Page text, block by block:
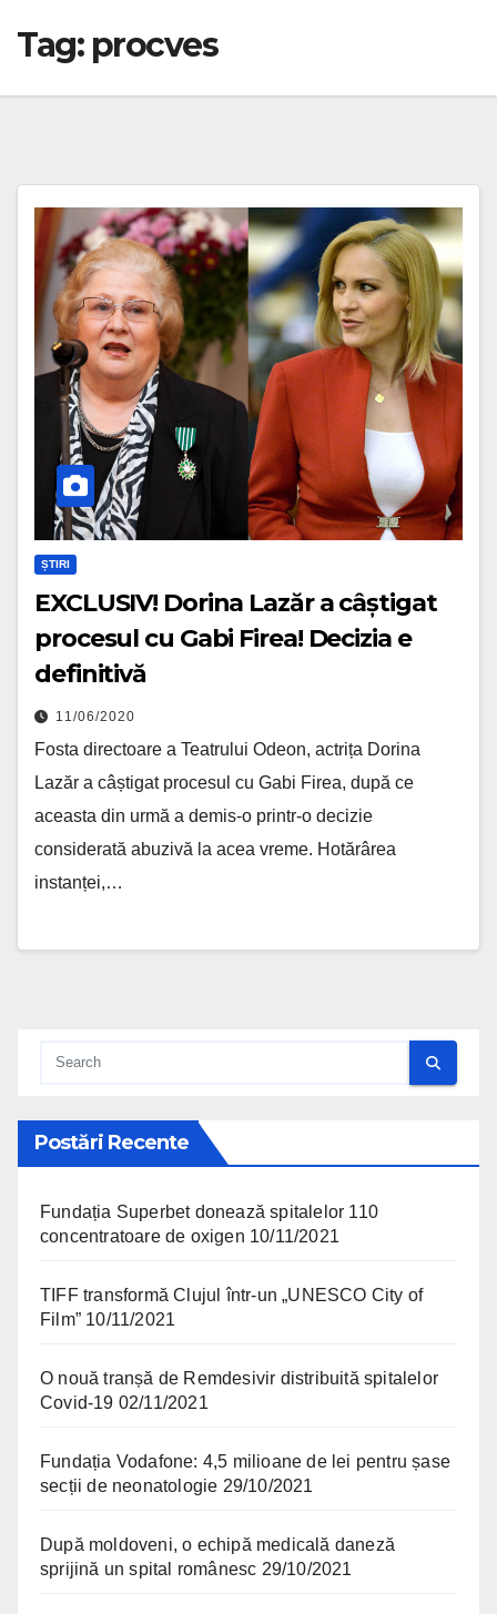
Tag: procves
ȘTIRI
EXCLUSIV! Dorina Lazăr a câștigat
procesul cu Gabi Firea! Decizia e
definitivă
11/06/2020
Fosta directoare a Teatrului Odeon, actrița Dorina
Lazăr a câștigat procesul cu Gabi Firea, după ce
aceasta din urmă a demis-o printr-o decizie
considerată abuzivă la acea vreme. Hotărârea
instanței,…
Postări Recente
Fundația Superbet donează spitalelor 110
concentratoare de oxigen 10/11/2021
TIFF transformă Clujul într-un „UNESCO City of
Film” 10/11/2021
O nouă tranșă de Remdesivir distribuită spitalelor
Covid-19 02/11/2021
Fundația Vodafone: 4,5 milioane de lei pentru șase
secții de neonatologie 29/10/2021
După moldoveni, o echipă medicală daneză
sprijină un spital românesc 29/10/2021